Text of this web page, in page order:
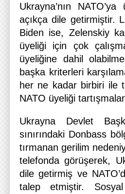
Ukrayna’nın
açıkça dile getirmiştir.
Biden ise, Zelenskiy
üyeliği için çok
üyeliğine dahil
başka kriterleri
her ne kadar birbiri ile
NATO üyeliği
Ukrayna Devlet
sınırındaki Donbass
tırmanan gerilim
telefonda görüşerek,
dile getirmiş ve
talep etmiştir.